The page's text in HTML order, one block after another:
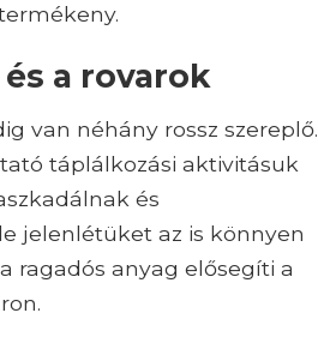
a rovarok
van néhány rossz szereplő.
táplálkozási aktivitásuk
és
jelenlétüket az is könnyen
ragadós anyag elősegíti a